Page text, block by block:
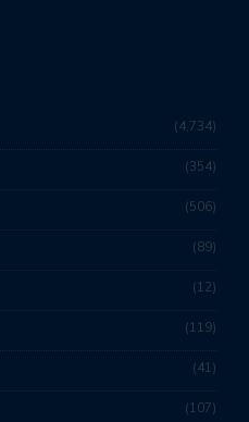
4,734
354
506
89
12
119
41
107